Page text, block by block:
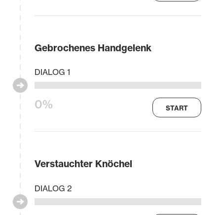
Gebrochenes Handgelenk
0%
DIALOG 1
START
Verstauchter Knöchel
DIALOG 2